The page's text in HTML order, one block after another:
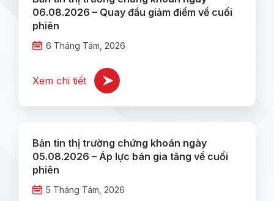
06.08.2026 – Quay đầu giảm điểm về cuối
phiên
6 Tháng Tám, 2026
Xem chi tiết
Bản tin thị trường chứng khoán ngày
05.08.2026 – Áp lực bán gia tăng về cuối
phiên
5 Tháng Tám, 2026